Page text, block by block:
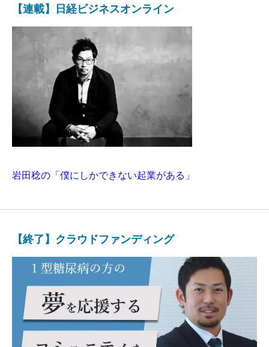
【連載】日経ビジネスオンライン
岩田稔の「僕にしかできない起業がある」
【終了】クラウドファンディング